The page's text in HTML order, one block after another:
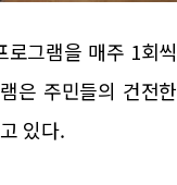
그램을 매주 1회씩
은 주민들의 건전한
있다.